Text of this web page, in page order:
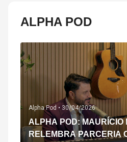
ALPHA POD
Alpha Pod • 30/04/2026
ALPHA POD: MAURÍCIO
RELEMBRA PARCERIA